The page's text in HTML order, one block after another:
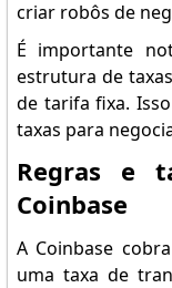
criar robôs de
É importante
estrutura de
de tarifa fixa.
taxas para
Regras e
Coinbase
A Coinbase
uma taxa de